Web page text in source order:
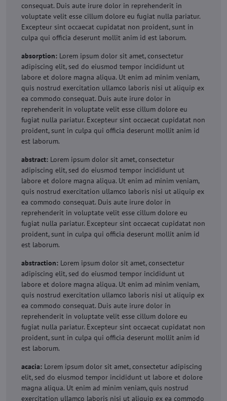
consequat. Duis aute irure dolor in reprehenderit in
voluptate velit esse cillum dolore eu fugiat nulla pariatur.
Excepteur sint occaecat cupidatat non proident, sunt in
culpa qui officia deserunt mollit anim id est laborum.
absorption: Lorem ipsum dolor sit amet, consectetur
adipiscing elit, sed do eiusmod tempor incididunt ut
labore et dolore magna aliqua. Ut enim ad minim veniam,
quis nostrud exercitation ullamco laboris nisi ut aliquip ex
ea commodo consequat. Duis aute irure dolor in
reprehenderit in voluptate velit esse cillum dolore eu
fugiat nulla pariatur. Excepteur sint occaecat cupidatat non
proident, sunt in culpa qui officia deserunt mollit anim id
est laborum.
abstract: Lorem ipsum dolor sit amet, consectetur
adipiscing elit, sed do eiusmod tempor incididunt ut
labore et dolore magna aliqua. Ut enim ad minim veniam,
quis nostrud exercitation ullamco laboris nisi ut aliquip ex
ea commodo consequat. Duis aute irure dolor in
reprehenderit in voluptate velit esse cillum dolore eu
fugiat nulla pariatur. Excepteur sint occaecat cupidatat non
proident, sunt in culpa qui officia deserunt mollit anim id
est laborum.
abstraction: Lorem ipsum dolor sit amet, consectetur
adipiscing elit, sed do eiusmod tempor incididunt ut
labore et dolore magna aliqua. Ut enim ad minim veniam,
quis nostrud exercitation ullamco laboris nisi ut aliquip ex
ea commodo consequat. Duis aute irure dolor in
reprehenderit in voluptate velit esse cillum dolore eu
fugiat nulla pariatur. Excepteur sint occaecat cupidatat non
proident, sunt in culpa qui officia deserunt mollit anim id
est laborum.
acacia: Lorem ipsum dolor sit amet, consectetur adipiscing
elit, sed do eiusmod tempor incididunt ut labore et dolore
magna aliqua. Ut enim ad minim veniam, quis nostrud
exercitation ullamco laboris nisi ut aliquip ex ea commodo